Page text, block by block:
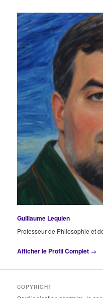
Guillaume Lequien
Professeur de Philosophie et
Afficher le Profil Complet →
COPYRIGHT